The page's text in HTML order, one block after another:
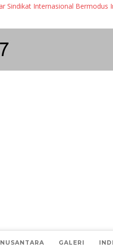
Internasional Bermodus
NUSANTARA GALERI